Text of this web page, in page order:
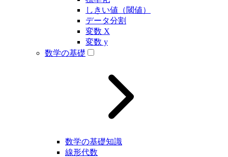
しきい値（閾値）
データ分割
変数 X
変数 y
数学の基礎
数学の基礎知識
線形代数